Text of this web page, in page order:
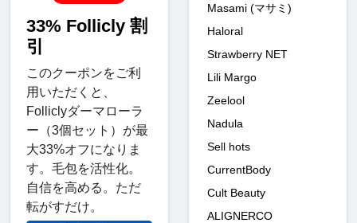
33% Follicly 割
引
このクーポンをご利
用いただくと、
Folliclyダーマローラ
ー（3個セット）が最
大33%オフになりま
す。毛包を活性化。
自信を高める。ただ
転がすだけ。
Masami (マサミ)
Haloral
Strawberry NET
Lili Margo
Zeelool
Nadula
Sell hots
CurrentBody
Cult Beauty
ALIGNERCO